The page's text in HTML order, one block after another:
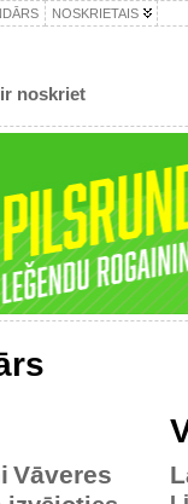
NOSKRIETAIS
noskriet
Vāveres